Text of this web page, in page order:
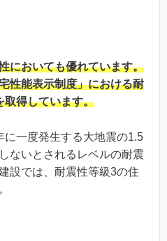
においても優れています。
性能表示制度」における耐
取得しています。
に一度発生する大地震の1.5
ないとされるレベルの耐震
設では、耐震性等級3の住